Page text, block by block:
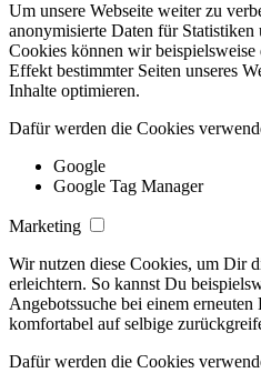
Um unsere Webseite weiter zu
anonymisierte Daten für
Cookies können wir beispielsweise
Effekt bestimmter Seiten unseres
Inhalte optimieren.
Dafür werden die Cookies
Google
Google Tag Manager
Marketing
Wir nutzen diese Cookies, um Dir
erleichtern. So kannst Du
Angebotssuche bei einem erneuten
komfortabel auf selbige
Dafür werden die Cookies